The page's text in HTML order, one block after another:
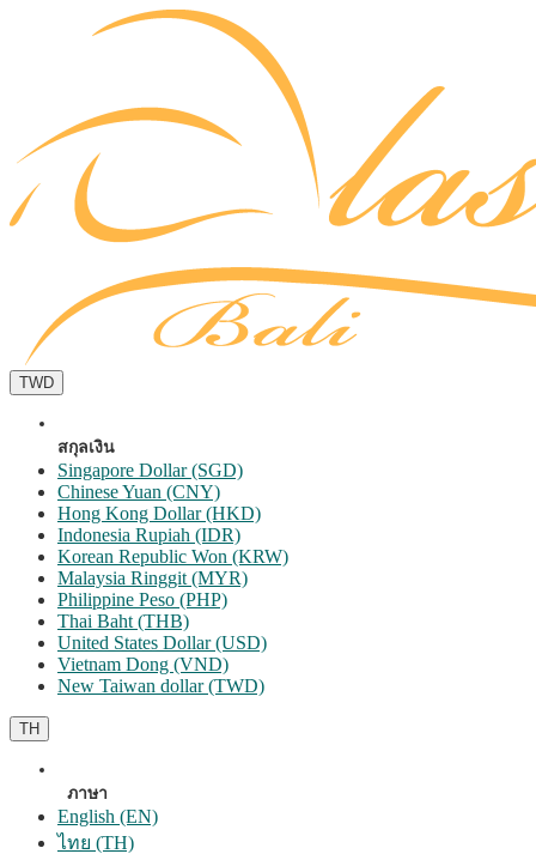
TWD
สกุลเงิน
Singapore Dollar (SGD)
Chinese Yuan (CNY)
Hong Kong Dollar (HKD)
Indonesia Rupiah (IDR)
Korean Republic Won (KRW)
Malaysia Ringgit (MYR)
Philippine Peso (PHP)
Thai Baht (THB)
United States Dollar (USD)
Vietnam Dong (VND)
New Taiwan dollar (TWD)
TH
ภาษา
English (EN)
ไทย (TH)